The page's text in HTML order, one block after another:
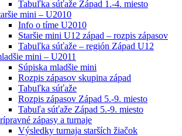
Tabuľka súťaže Západ 1.-4. miesto
mini – U2010
Info o tíme U2010
Staršie mini U12 západ – rozpis zápasov
Tabuľka súťaže – región Západ U12
mini – U2011
Súpiska mladšie mini
Rozpis zápasov skupina západ
Tabuľka súťaže
Rozpis zápasov Západ 5.-9. miesto
Tabuľa súťaže Západ 5.-9. miesto
zápasy a turnaje
Výsledky turnaja starších žiačok